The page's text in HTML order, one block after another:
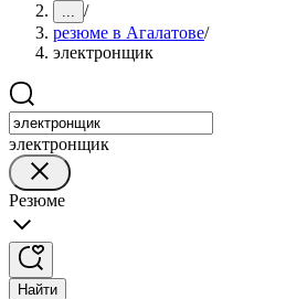
... /
резюме в Агалатове/
электронщик
электронщик
Резюме
Найти